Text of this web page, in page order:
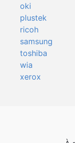
oki
plustek
ricoh
samsung
toshiba
wia
xerox